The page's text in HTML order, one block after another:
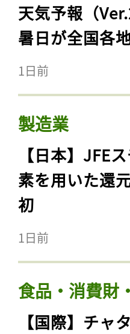
天気予報（
暑日が全国各
1日前
製造業
【日本】JFE
素を用いた還
初
1日前
食品・消費財
【国際】チャ